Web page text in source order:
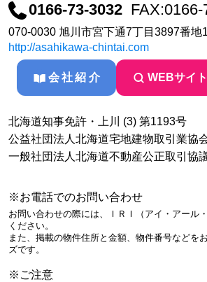
0166-73-3032
070-0030 旭川市宮下通7丁目3897番地
http://asahikawa-chintai.com
会社紹介 WEBサイト
北海道知事免許・上川 (3) 第1193号
公益社団法人北海道宅地建物取引業協
一般社団法人北海道不動産公正取引協
※お電話でのお問い合わせ
お問い合わせの際には、ＩＲＩ（アイ・アール
ください。
また、掲載の物件住所と金額、物件番号などを
ズです。
※ご注意